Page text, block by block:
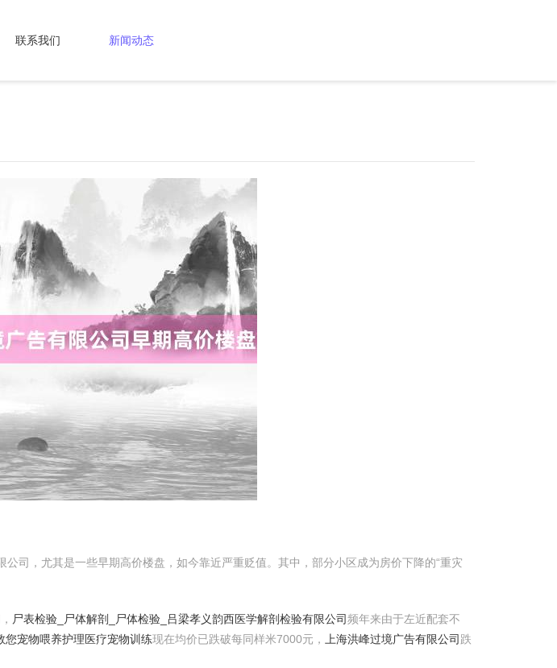
联系我们 新闻动态
司，尤其是一些早期高价楼盘，如今靠近严重贬值。其中，部分小区成为房价下降的“重灾
尸表检验_尸体解剖_尸体检验_吕梁孝义韵西医学解剖检验有限公司频年来由于左近配套不
您宠物喂养护理医疗宠物训练现在均价已跌破每同样米7000元， 上海洪峰过境广告有限公司 跌